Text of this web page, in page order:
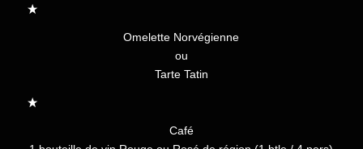
Omelette Norvégienne
ou
Tarte Tatin
Café